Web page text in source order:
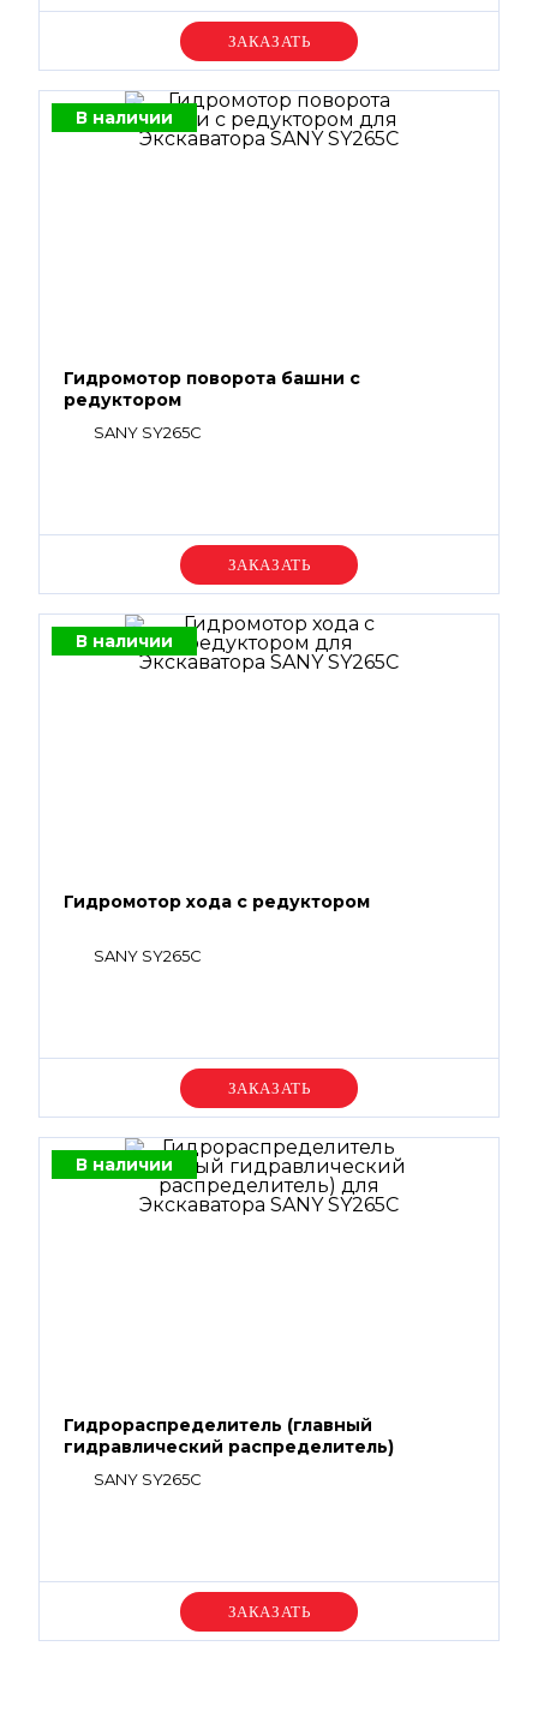
Уточняйте цену
В наличии
Гидромотор поворота башни с
редуктором
SANY SY265C
Уточняйте цену
В наличии
Гидромотор хода с редуктором
SANY SY265C
Уточняйте цену
В наличии
Гидрораспределитель (главный
гидравлический распределитель)
SANY SY265C
Уточняйте цену